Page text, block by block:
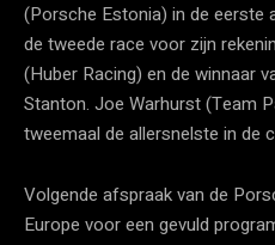
(Porsche Estonia) in de eerste
de tweede race voor zijn
(Huber Racing) en de winnaar
Stanton. Joe Warhurst (Team
tweemaal de allersnelste in de
Volgende afspraak van de
Europe voor een gevuld